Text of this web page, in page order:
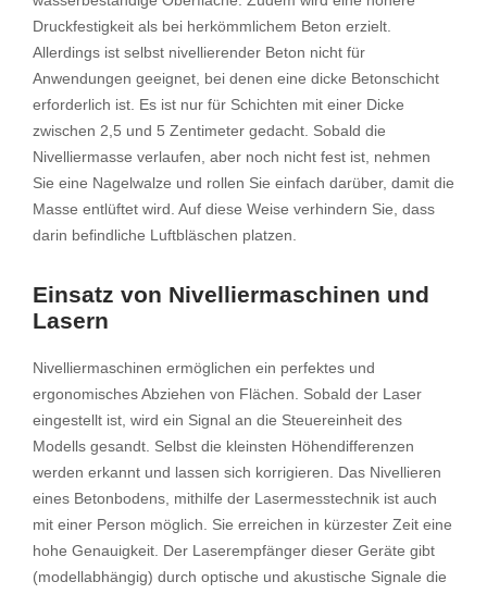
Druckfestigkeit als bei herkömmlichem Beton erzielt.
Allerdings ist selbst nivellierender Beton nicht für
Anwendungen geeignet, bei denen eine dicke Betonschicht
erforderlich ist. Es ist nur für Schichten mit einer Dicke
zwischen 2,5 und 5 Zentimeter gedacht. Sobald die
Nivelliermasse verlaufen, aber noch nicht fest ist, nehmen
Sie eine Nagelwalze und rollen Sie einfach darüber, damit die
Masse entlüftet wird. Auf diese Weise verhindern Sie, dass
darin befindliche Luftbläschen platzen.
Einsatz von Nivelliermaschinen und
Lasern
Nivelliermaschinen ermöglichen ein perfektes und
ergonomisches Abziehen von Flächen. Sobald der Laser
eingestellt ist, wird ein Signal an die Steuereinheit des
Modells gesandt. Selbst die kleinsten Höhendifferenzen
werden erkannt und lassen sich korrigieren. Das Nivellieren
eines Betonbodens, mithilfe der Lasermesstechnik ist auch
mit einer Person möglich. Sie erreichen in kürzester Zeit eine
hohe Genauigkeit. Der Laserempfänger dieser Geräte gibt
(modellabhängig) durch optische und akustische Signale die